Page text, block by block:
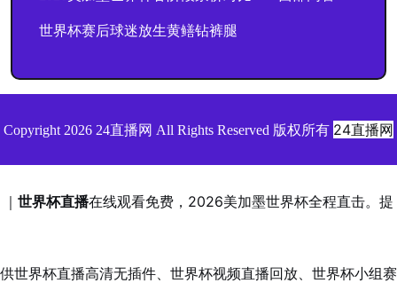
世界杯赛后球迷放生黄鳝钻裤腿
Copyright 2026 24直播网 All Rights Reserved 版权所有 24直播网
｜ 世界杯直播在线观看免费，2026美加墨世界杯全程直击。提
供世界杯直播高清无插件、世界杯视频直播回放、世界杯小组赛